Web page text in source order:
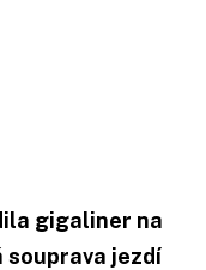
gigaliner na
souprava jezdí